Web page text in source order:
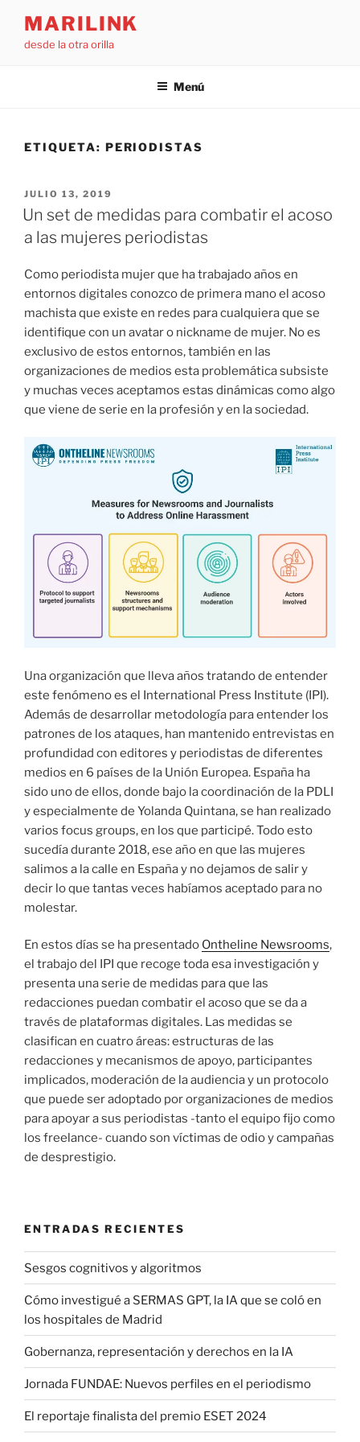
contenido
MARILINK
desde la otra orilla
Menú
ETIQUETA: PERIODISTAS
PUBLICADO
EL
JULIO 13, 2019
Un set de medidas para combatir el acoso
a las mujeres periodistas
Como periodista mujer que ha trabajado años en
entornos digitales conozco de primera mano el acoso
machista que existe en redes para cualquiera que se
identifique con un avatar o nickname de mujer. No es
exclusivo de estos entornos, también en las
organizaciones de medios esta problemática subsiste
y muchas veces aceptamos estas dinámicas como algo
que viene de serie en la profesión y en la sociedad.
Una organización que lleva años tratando de entender
este fenómeno es el International Press Institute (IPI).
Además de desarrollar metodología para entender los
patrones de los ataques, han mantenido entrevistas en
profundidad con editores y periodistas de diferentes
medios en 6 países de la Unión Europea. España ha
sido uno de ellos, donde bajo la coordinación de la PDLI
y especialmente de Yolanda Quintana, se han realizado
varios focus groups, en los que participé. Todo esto
sucedía durante 2018, ese año en que las mujeres
salimos a la calle en España y no dejamos de salir y
decir lo que tantas veces habíamos aceptado para no
molestar.
En estos días se ha presentado Ontheline Newsrooms,
el trabajo del IPI que recoge toda esa investigación y
presenta una serie de medidas para que las
redacciones puedan combatir el acoso que se da a
través de plataformas digitales. Las medidas se
clasifican en cuatro áreas: estructuras de las
redacciones y mecanismos de apoyo, participantes
implicados, moderación de la audiencia y un protocolo
que puede ser adoptado por organizaciones de medios
para apoyar a sus periodistas -tanto el equipo fijo como
los freelance- cuando son víctimas de odio y campañas
de desprestigio.
ENTRADAS RECIENTES
Sesgos cognitivos y algoritmos
Cómo investigué a SERMAS GPT, la IA que se coló en
los hospitales de Madrid
Gobernanza, representación y derechos en la IA
Jornada FUNDAE: Nuevos perfiles en el periodismo
El reportaje finalista del premio ESET 2024